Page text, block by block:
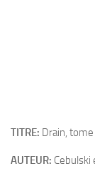
TITRE: Drain, tome
AUTEUR: Cebulski